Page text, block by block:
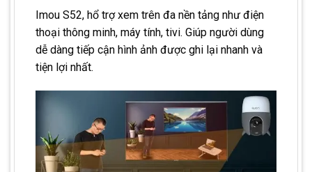
Imou S52, hổ trợ xem trên đa nền tảng như điện
thoại thông minh, máy tính, tivi. Giúp người dùng
dễ dàng tiếp cận hình ảnh được ghi lại nhanh và
tiện lợi nhất.